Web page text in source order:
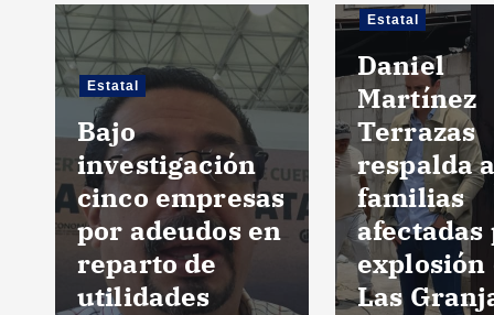
Estatal
Bajo
investigación
cinco empresas
por adeudos en
reparto de
utilidades
Estatal
Daniel
Martínez
Terrazas
respalda a
familias
afectadas
explosión
Las